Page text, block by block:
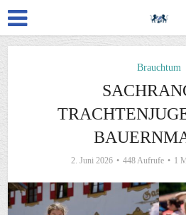
Brauchtum
2. Juni 2026 448 Aufrufe 1